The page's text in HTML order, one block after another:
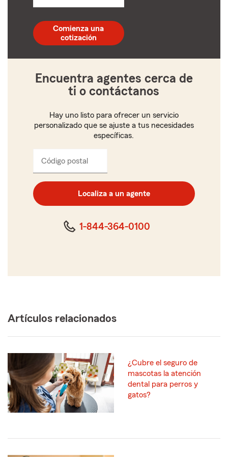
postal
de
5
Comienza una
cotización
Encuentra agentes cerca de
ti o contáctanos
Hay uno listo para ofrecer un servicio
personalizado que se ajuste a tus necesidades
específicas.
Código postal
de
cinco
Localiza a un agente
1-844-364-0100
Artículos relacionados
¿Cubre el seguro de
mascotas la atención
dental para perros y
gatos?